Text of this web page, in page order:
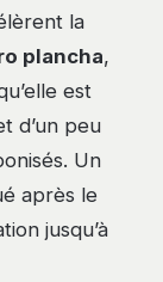
la
plancha,
est
d’un peu
Un
après le
jusqu’à